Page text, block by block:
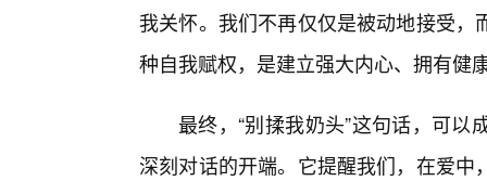
我关怀。我们不再仅仅是被动地接受
种自我赋权，是建立强大内心、拥有健
最终，“别揉我奶头”这句话，可
深刻对话的开端。它提醒我们，在爱